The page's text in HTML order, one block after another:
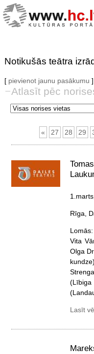
Notikušās teātra
[ pievienot jaunu pasākumu ]
Atlasīt pēc
« 27 28 29
Rīga,
Vita
Olga
Lasīt